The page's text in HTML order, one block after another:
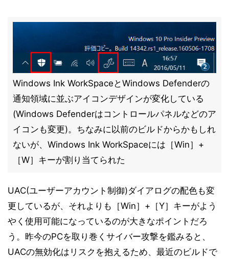
Windows Ink WorkSpaceとWindows Defenderの
通知領域に並ぶアイコンデザインが変化している
(Windows Defenderはコントロールパネルなどのア
イコンも変更)。ちなみに以前のビルドからかもしれ
ないが、Windows Ink WorkSpaceには［Win］+
［W］キーが割り当てられた
UAC(ユーザーアカウント制御)ダイアログの配色も変
更しているが、それよりも［Win］+［Y］キーがよう
やく使用可能になっているのが大きなポイントだろ
う。昨今のPCを取り巻くサイバー攻撃を鑑みると、
UACの無効化はリスクを抱えるため、最近のビルドで